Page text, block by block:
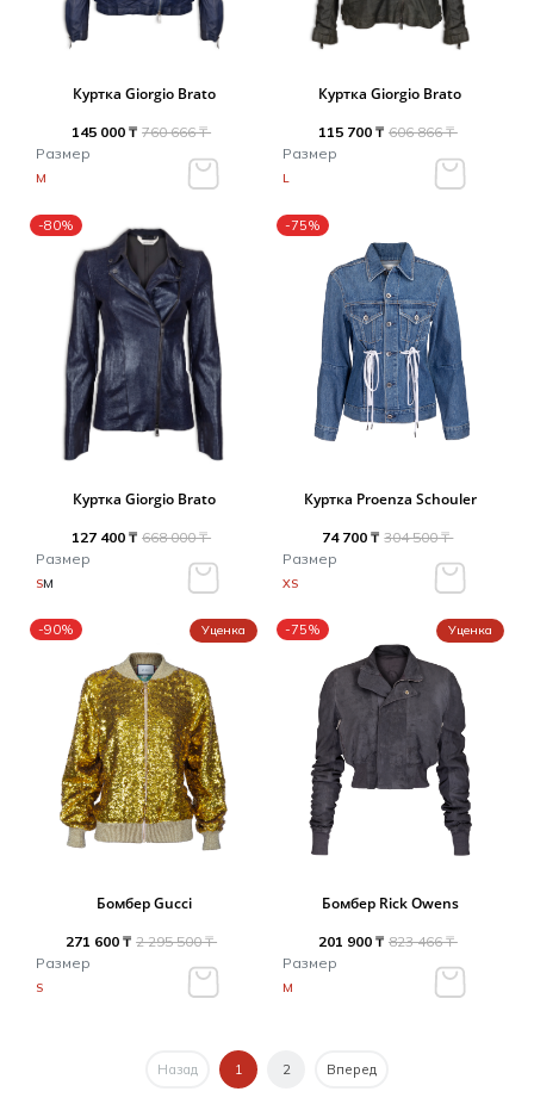
Куртка Giorgio Brato
145 000 ₸ 760 666 ₸
Размер
M
Куртка Giorgio Brato
115 700 ₸ 606 866 ₸
Размер
L
-80%
Куртка Giorgio Brato
127 400 ₸ 668 000 ₸
Размер
SM
-75%
Куртка Proenza Schouler
74 700 ₸ 304 500 ₸
Размер
XS
-90% Уценка
Бомбер Gucci
271 600 ₸ 2 295 500 ₸
Размер
S
-75% Уценка
Бомбер Rick Owens
201 900 ₸ 823 466 ₸
Размер
M
Назад 1 2 Вперед